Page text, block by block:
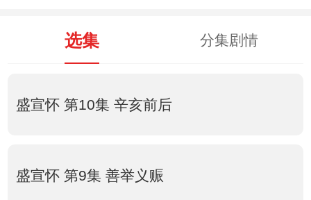
选集 分集剧情
盛宣怀 第10集 辛亥前后
盛宣怀 第9集 善举义赈